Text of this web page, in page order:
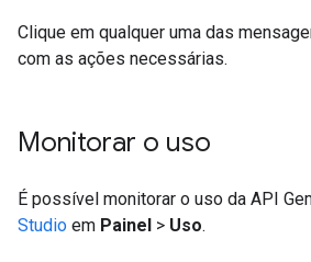
Clique em qualquer uma das
com as ações necessárias.
Monitorar o uso
É possível monitorar o uso da API
Studio em Painel > Uso.